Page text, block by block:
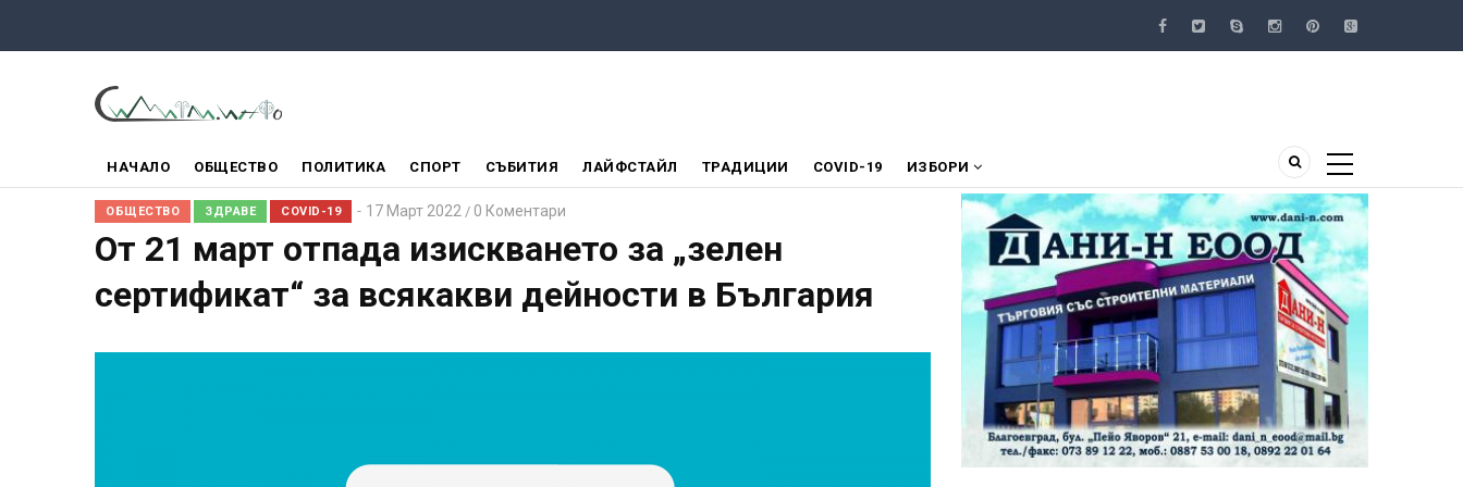
МЕНЮ
НАЧАЛО ОБЩЕСТВО ПОЛИТИКА СПОРТ СЪБИТИЯ ЛАЙФСТАЙЛ ТРАДИЦИИ COVID-19 ИЗБОРИ
ОБЩЕСТВО ЗДРАВЕ COVID-19 17 Март 2022 / 0 Коментари
От 21 март отпада изискването за „зелен
сертификат“ за всякакви дейности в България